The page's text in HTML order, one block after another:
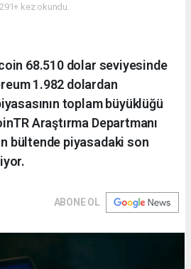
kez okundu.
68.510 dolar seviyesinde
1.982 dolardan
toplam büyüklüğü
Araştırma Departmanı
bültende piyasadaki son
ABONE OL